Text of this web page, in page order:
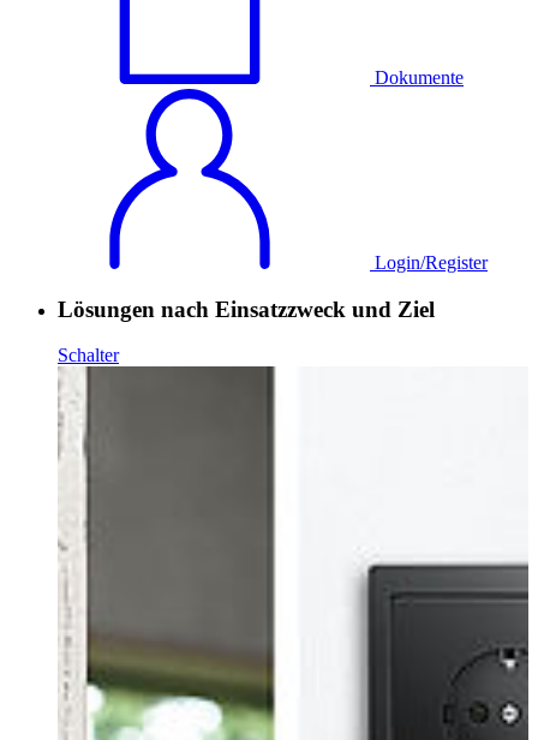
Dokumente
Login/Register
Lösungen nach Einsatzzweck und Ziel
Schalter